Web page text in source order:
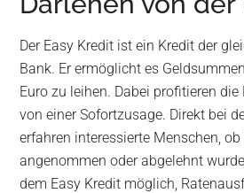
Der Easy Kredit ist ein Kredit der
Bank. Er ermöglicht es
Euro zu leihen. Dabei profitieren
von einer Sofortzusage. Direkt bei
erfahren interessierte Menschen,
angenommen oder abgelehnt
dem Easy Kredit möglich,